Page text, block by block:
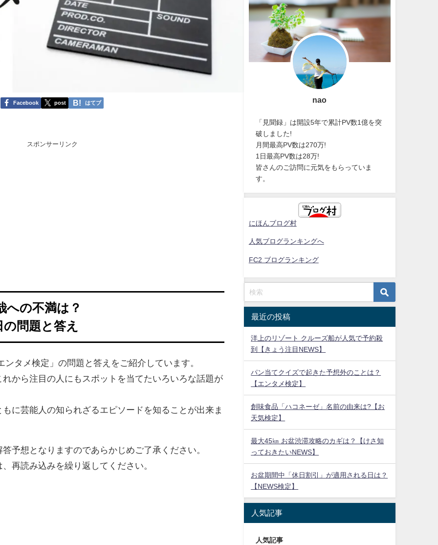
Facebook post はてブ
スポンサーリンク
への不満は？
問題と答え
タメ検定」の問題と答えをご紹介しています。
れから注目の人にもスポットを当てたいろいろな話題が
に芸能人の知られざるエピソードを知ることが出来ま
予想となりますのであらかじめご了承ください。
再読み込みを繰り返してください。
nao
「見聞録」は開設5年で累計PV数1億を突
破しました!
月間最高PV数は270万!
1日最高PV数は28万!
皆さんのご訪問に元気をもらっていま
す。
にほんブログ村
人気ブログランキングへ
FC2 ブログランキング
最近の投稿
洋上のリゾート クルーズ船が人気で予約殺
到【きょう注目NEWS】
パン当てクイズで起きた予想外のことは？
【エンタメ検定】
創味食品「ハコネーゼ」名前の由来は?【お
天気検定】
最大45㎞ お盆渋滞攻略のカギは？【けさ知
っておきたいNEWS】
お盆期間中「休日割引」が適用される日は？
【NEWS検定】
人気記事
人気記事